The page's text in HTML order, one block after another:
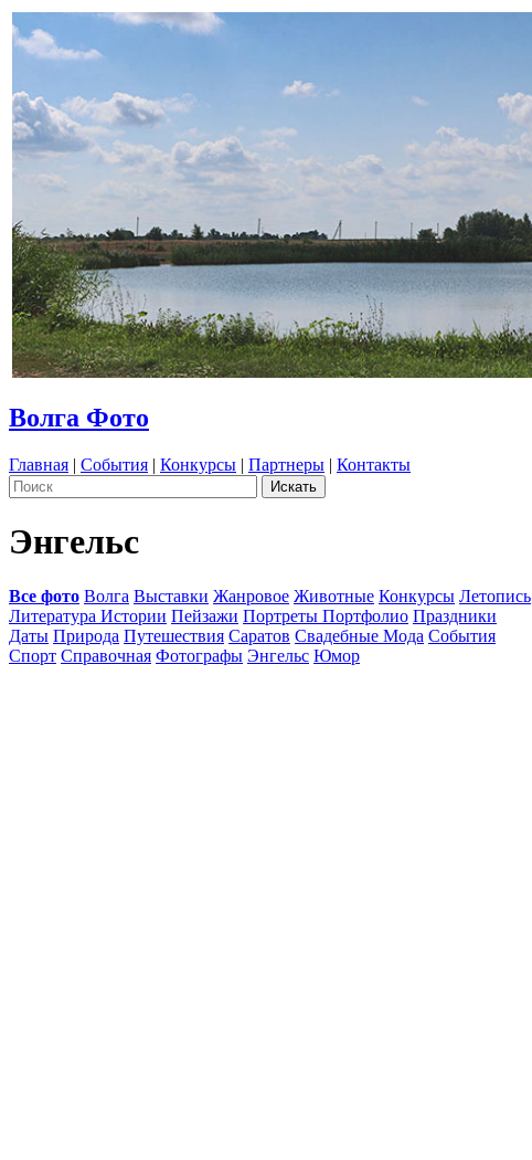
Волга Фото
Главная | События | Конкурсы | Партнеры | Контакты
Энгельс
Все фото Волга Выставки Жанровое Животные Конкурсы Летопись
Литература Истории Пейзажи Портреты Портфолио Праздники
Даты Природа Путешествия Саратов Свадебные Мода События
Спорт Справочная Фотографы Энгельс Юмор